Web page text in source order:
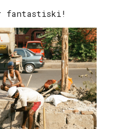
fantastiski!